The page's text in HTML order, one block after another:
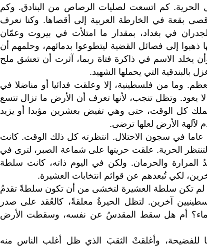
كم اتسعت لصليات الرصاص من البنادق. وكم
بقعة في الخارطة العربية إلى أقصاها. وكنا نعرف
في بغداد، بمقدار ما امتلأت في بيروت وعمّان
إلى فصائل القضية ليتطوعوا بدمائهم، وحلمهم أن
يخلد الاسم في ذاكرة فتاة ربما، آثرت أن تعشق ملح
التي يحملها الشهيد.
وما من فلسطينية، إلا وعلقت فدائيا أو مناضلا في
يعود. وتظل تنجب، لأنها تعرف أن الأرض ما تزال تتسع
كل الوقت، حتى وهي تفيض بعشرين مؤبدا أو يزيد
لآلهة الأرض لعلها ترضى.
بالأمس، عانقت فلسطينية خطيبها بعد 18 عاما في سجون الاحتلال. انتظرته كل ذلك الوقت. كانت
الحرية. علقت حريتها على شماعة الصبر، لترى في
المرارة والحرمان. ولكن في اليوم ذاته، كانت سلطة
لكي تُبعدهم عن قوائم انتخابات العشيرة.
لم تكن سلطة العشيرة لتخشى من أن تكون سلطةً تقدمُ
آخرين. لتظل الحيرةُ معلقةً، كالعُقد على صدر
ماء؟ أم هل سقط المقدسُ عن نفسه، وسقطت الأرض
للفضيحة، وأغلقتْ الثقبَ الذي ظل أغلب الناس منه